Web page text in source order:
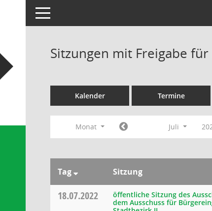
Toggle navigation
Sitzungen mit Freigabe
Kalender Termine
Monat Juli
Tag Sitzung
18.07.2022
öffentliche Sitzung des
dem Ausschuss für